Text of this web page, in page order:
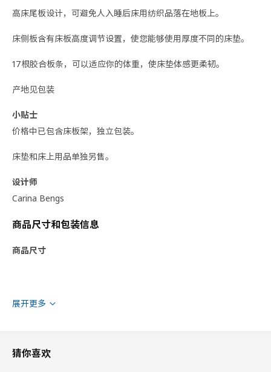
高床尾板设计，可避免人入睡后床用纺织品落在地板上。
床侧板含有床板高度调节设置，使您能够使用厚度不同的床垫。
17根胶合板条，可以适应你的体重，使床垫体感更柔韧。
产地见包装
小贴士
价格中已包含床板架，独立包装。
床垫和床上用品单独另售。
设计师
Carina Bengs
商品尺寸和包装信息
商品尺寸
展开更多
猜你喜欢